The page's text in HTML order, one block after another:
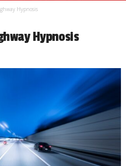
Hypnosis
Hypnosis